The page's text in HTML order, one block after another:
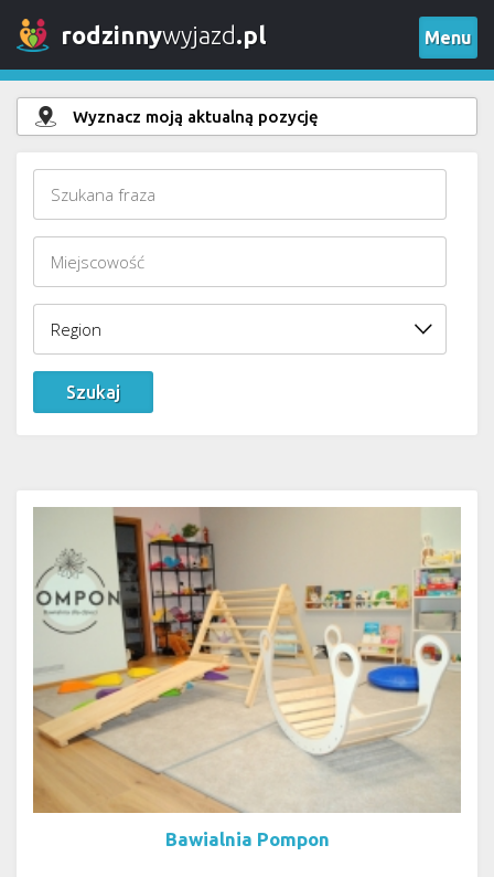
rodzinnywyjazd.pl Menu
Wyznacz moją aktualną pozycję
Bawialnia Pompon